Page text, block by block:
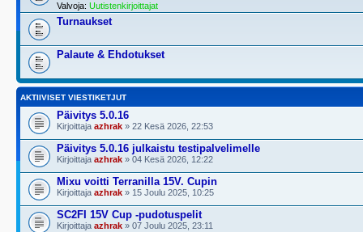
Valvoja: Uutistenkirjoittajat
Turnaukset
Palaute & Ehdotukset
AKTIIVISET VIESTIKETJUT
Päivitys 5.0.16
Kirjoittaja azhrak » 22 Kesä 2026, 22:53
Päivitys 5.0.16 julkaistu testipalvelimelle
Kirjoittaja azhrak » 04 Kesä 2026, 12:22
Mixu voitti Terranilla 15V. Cupin
Kirjoittaja azhrak » 15 Joulu 2025, 10:25
SC2FI 15V Cup -pudotuspelit
Kirjoittaja azhrak » 07 Joulu 2025, 23:11